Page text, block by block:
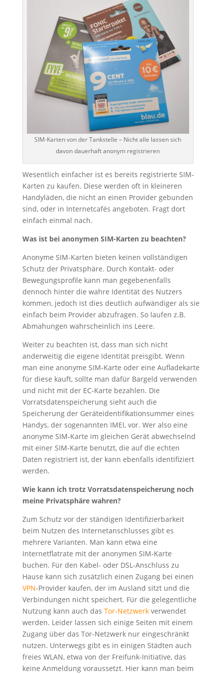
SIM-Karten von der Tankstelle – Nicht alle lassen sich
davon dauerhaft anonym registrieren
Wesentlich einfacher ist es bereits registrierte SIM-
Karten zu kaufen. Diese werden oft in kleineren
Handyläden, die nicht an einen Provider gebunden
sind, oder in Internetcafés angeboten. Fragt dort
einfach einmal nach.
Was ist bei anonymen SIM-Karten zu beachten?
Anonyme SIM-Karten bieten keinen vollständigen
Schutz der Privatsphäre. Durch Kontakt- oder
Bewegungsprofile kann man gegebenenfalls
dennoch hinter die wahre Identität des Nutzers
kommen, jedoch ist dies deutlich aufwändiger als sie
einfach beim Provider abzufragen. So laufen z.B.
Abmahungen wahrscheinlich ins Leere.
Weiter zu beachten ist, dass man sich nicht
anderweitig die eigene Identität preisgibt. Wenn
man eine anonyme SIM-Karte oder eine Aufladekarte
für diese kauft, sollte man dafür Bargeld verwenden
und nicht mit der EC-Karte bezahlen. Die
Vorratsdatenspeicherung sieht auch die
Speicherung der Geräteidentifikationsummer eines
Handys, der sogenannten IMEI, vor. Wer also eine
anonyme SIM-Karte im gleichen Gerät abwechselnd
mit einer SIM-Karte benutzt, die auf die echten
Daten registriert ist, der kann ebenfalls identifiziert
werden.
Wie kann ich trotz Vorratsdatenspeicherung noch
meine Privatsphäre wahren?
Zum Schutz vor der ständigen Identifizierbarkeit
beim Nutzen des Internetanschlusses gibt es
mehrere Varianten. Man kann etwa eine
Internetflatrate mit der anonymen SIM-Karte
buchen. Für den Kabel- oder DSL-Anschluss zu
Hause kann sich zusätzlich einen Zugang bei einen
VPN-Provider kaufen, der im Ausland sitzt und die
Verbindungen nicht speichert. Für die gelegentliche
Nutzung kann auch das Tor-Netzwerkverwendet
werden. Leider lassen sich einige Seiten mit einem
Zugang über das Tor-Netzwerk nur eingeschränkt
nutzen. Unterwegs gibt es in einigen Städten auch
freies WLAN, etwa von der Freifunk-Initiative, das
keine Anmeldung voraussetzt. Hier kann man beim